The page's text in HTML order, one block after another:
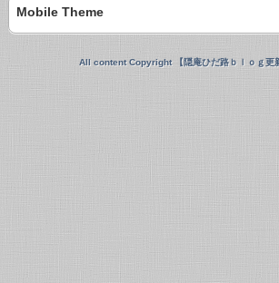
Mobile Theme
All content Copyright 【隠庵ひだ路ｂｌｏｇ更